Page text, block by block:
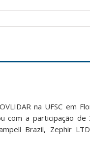
na UFSC em
com a participação de
Brazil, Zephir